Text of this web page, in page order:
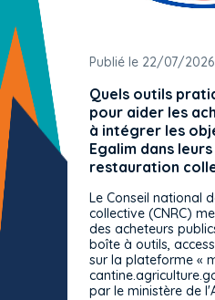
Publié le 22/07/2026
Quels outils
pour aider les
à intégrer les
Egalim dans
restauration
Le Conseil national
collective (CNRC)
des acheteurs
boîte à outils,
sur la plateforme «
par le ministère de